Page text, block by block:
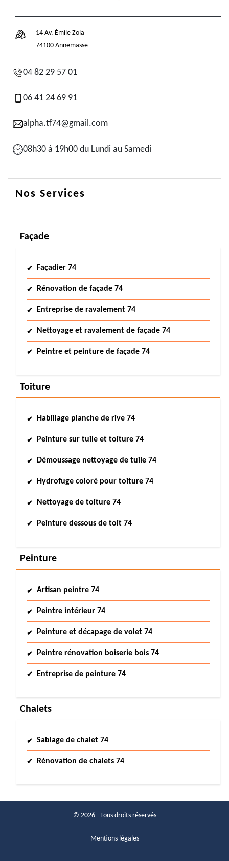
14 Av. Émile Zola
74100 Annemasse
04 82 29 57 01
06 41 24 69 91
alpha.tf74@gmail.com
08h30 à 19h00 du Lundi au Samedi
Nos Services
Façade
Façadier 74
Rénovation de façade 74
Entreprise de ravalement 74
Nettoyage et ravalement de façade 74
Peintre et peinture de façade 74
Toiture
Habillage planche de rive 74
Peinture sur tuile et toiture 74
Démoussage nettoyage de tuile 74
Hydrofuge coloré pour toiture 74
Nettoyage de toiture 74
Peinture dessous de toit 74
Peinture
Artisan peintre 74
Peintre intérieur 74
Peinture et décapage de volet 74
Peintre rénovation boiserie bois 74
Entreprise de peinture 74
Chalets
Sablage de chalet 74
Rénovation de chalets 74
© 2026 - Tous droits réservés
Mentions légales